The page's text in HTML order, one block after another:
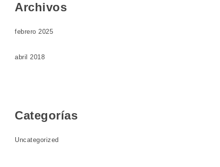
Archivos
febrero 2025
abril 2018
Categorías
Uncategorized